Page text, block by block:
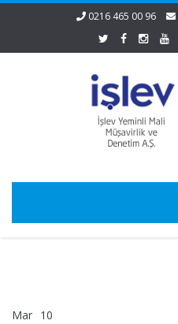
0216 465 00 96
Mar 10